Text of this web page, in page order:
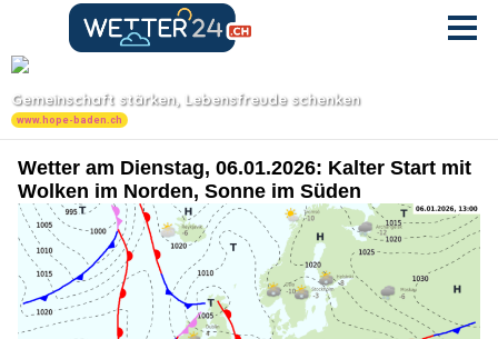
Wetter am Dienstag, 06.01.2026: Kalter Start mit
Wolken im Norden, Sonne im Süden